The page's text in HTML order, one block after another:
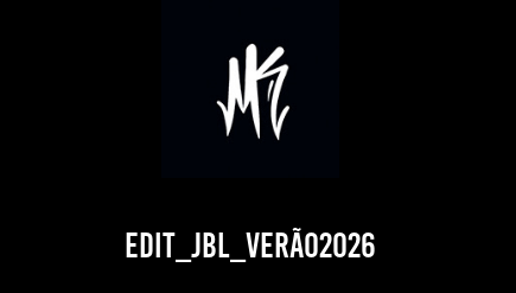
Edit_JBL_Verão2026